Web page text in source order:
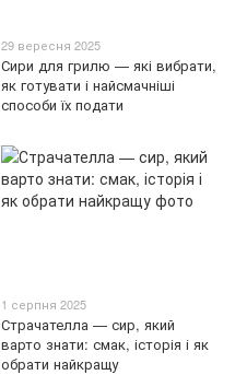
29 вересня 2025
Сири для грилю — які вибрати,
як готувати і найсмачніші
способи їх подати
1 серпня 2025
Страчателла — сир, який
варто знати: смак, історія і як
обрати найкращу